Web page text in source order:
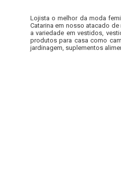
Lojista o melhor da moda
Catarina em nosso atacado
a variedade em vestidos,
produtos para casa como
jardinagem, suplementos